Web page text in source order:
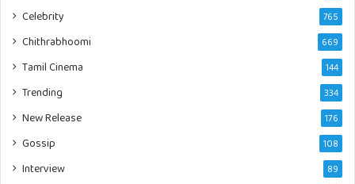
Celebrity 765
Chithrabhoomi 669
Tamil Cinema 144
Trending 334
New Release 176
Gossip 108
Interview 89